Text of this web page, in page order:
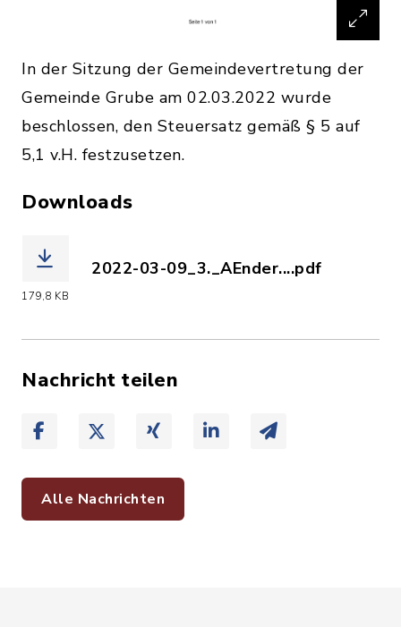
In der Sitzung der Gemeindevertretung der
Gemeinde Grube am 02.03.2022 wurde
beschlossen, den Steuersatz gemäß § 5 auf
5,1 v.H. festzusetzen.
Downloads
179,8 KB
2022-03-09_3._AEnder....pdf
Nachricht teilen
Alle Nachrichten